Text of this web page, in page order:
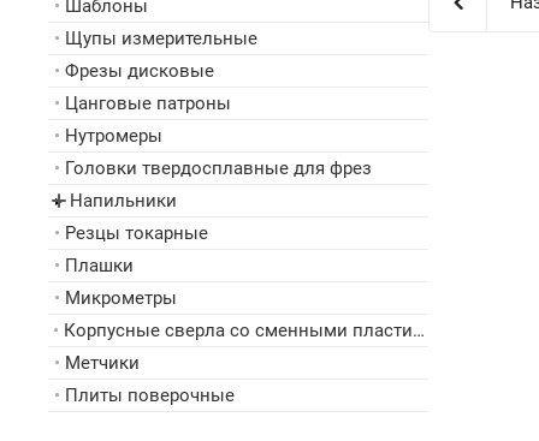
• Шаблоны
• Щупы измерительные
• Фрезы дисковые
• Цанговые патроны
• Нутромеры
• Головки твердосплавные для фрез
▸ Напильники
• Резцы токарные
• Плашки
• Микрометры
•
Корпусные сверла со сменными пластинами
• Метчики
• Плиты поверочные